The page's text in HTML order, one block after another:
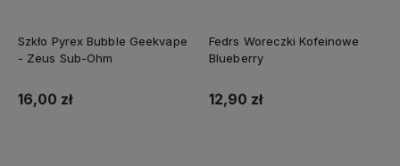
Szkło Pyrex Bubble Geekvape
- Zeus Sub-Ohm
16,00 zł
Fedrs Woreczki Kofeinowe
Blueberry
12,90 zł